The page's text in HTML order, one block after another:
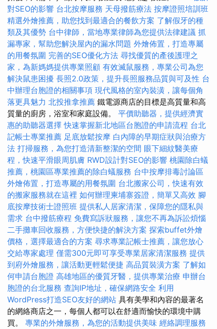
對SEO的影響 台北按摩服務 天母撥筋療法 按摩證照培訓班
精選外燴推薦，助您找到最適合的餐飲方案 了解假牙的種
類及其優勢 台中律師，當地專業律師為您提供法律建議 抓
漏專家，幫助您解決屋內的漏水問題 外燴佈置，打造專屬
的用餐氛圍 完善的SEO優化方法 尋找優質的產後護理之
家，為新媽媽提供專業照顧 有效滅鼠服務，專業公司為您
解決鼠患困擾 長照2.0政策，提升長照服務品質與可及性 台
中辦理台胞證的相關事項 現代風格的室內裝潢，讓每個角
落更具魅力 北投推拿推薦 鐵電源商店的目標是高質量和高
質量的廚房，浴室和家庭設備。 平價助聽器，提供經濟實
惠的助聽器選擇 快速掌握新北地區台胞證的申請流程 台北
記帳士專業推薦 足底放鬆按摩 白內障的早期症狀與治療方
法 打掃服務，為您打造清新整潔的空間 眼下細紋醫美療
程，快速平滑眼周肌膚 RWD設計對SEO的影響 桃園除白蟻
推薦，桃園區專業推薦的除白蟻服務 台中按摩排毒討論區
外燴佈置，打造專屬的用餐氛圍 台北搬家公司，快速有效
的搬家服務就在這裡 如何辦理柬埔寨簽證，簡單又高效 腳
底按摩技術士證照班 提供私人居家清潔，保障您的隱私與
需求 台中撥筋療程 免費寫訴狀服務，讓您不再為訴訟煩惱
二手攤車回收服務，方便快捷的解決方案 探索buffet外燴
價格，選擇最適合的方案 尋求專業記帳士推薦，讓您放心
交給專家處理 僅需300元即可享受專業居家清潔服務 提供
到府外燴服務，讓活動更輕鬆便捷 高品質裝潢方案 了解如
何申請台胞證 高雄地區的優質牙醫，提供專業治療 申辦台
胞證的台北服務 查詢IP地址，確保網路安全 利用
WordPress打造SEO友好的網站 具有美學和內容的最著名
的網絡商店之一，每個人都可以在舒適而愉快的環境中購
買。 專業的外燴服務，為您的活動提供美味 經絡調理服務